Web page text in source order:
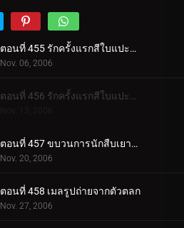
ตอนที่ 455 รักครั้งแรกสีใบแปะก๊วย (ตอนแรก)
Nov. 06, 2006
ตอนที่ 456 รักครั้งแรกสีใบแปะก๊วย (ตอนจบ)
Nov. 13, 2006
ตอนที่ 457 ขบวนการนักสืบเยาวชนกับหนอนแก้วสี่พี่น้อง
Nov. 20, 2006
ตอนที่ 458 เมลรูปถ่ายจากตัวตลก
Nov. 27, 2006